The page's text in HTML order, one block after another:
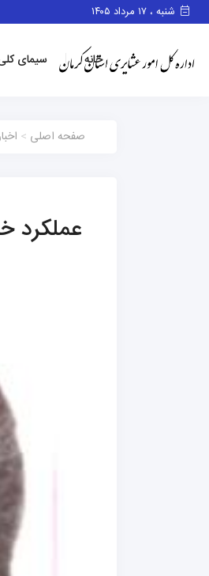
شنبه ، ۱۷ مرداد ۱۴۰۵
خانه سیمای
صفحه اصلی >
عملکرد